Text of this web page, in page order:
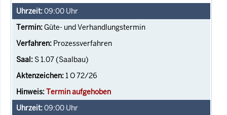
09:00 Uhr
Güte- und Verhandlungstermin
Prozessverfahren
S 1.07 (Saalbau)
1 O 72/26
Termin aufgehoben
09:00 Uhr